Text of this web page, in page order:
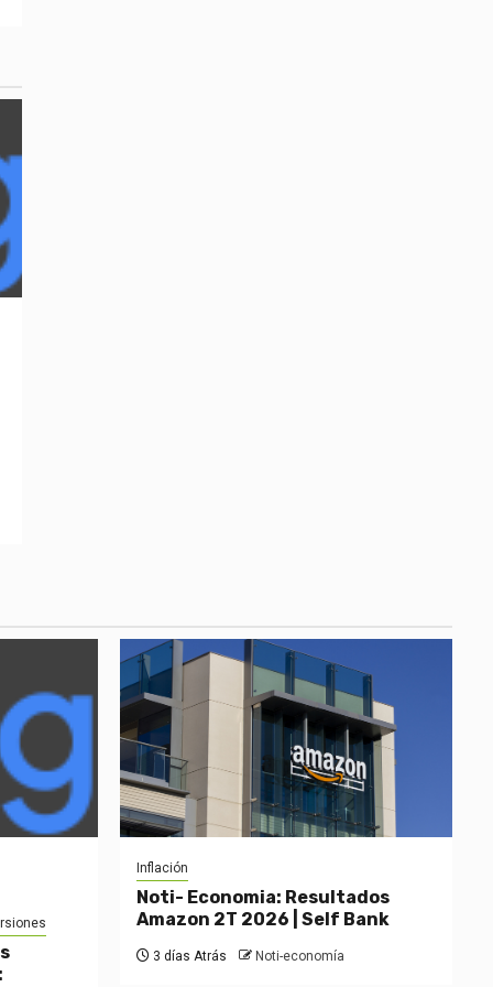
Inflación
Noti- Economia: Resultados
Amazon 2T 2026 | Self Bank
3 días Atrás Noti-economía